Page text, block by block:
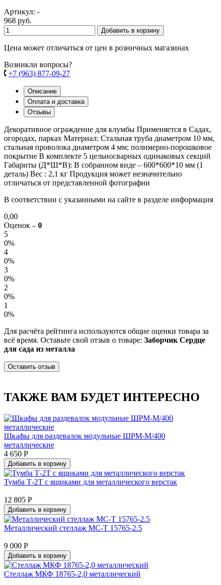
Артикул: -
968 руб.
Добавить в корзину
Цена может отличаться от цен в розничных магазинах
Возникли вопросы?
+7 (963) 877-09-27
Описание
Оплата и доставка
Отзывы
Декоративное ограждение для клумбы Применяется в Садах,
огородах, парках Материал: Стальная труба диаметром 10 мм,
стальная проволока диаметром 4 мм; полимерно-порошковое
покрытие В комплекте 5 цельносварных одинаковых секций
Габариты (Д*Ш*В): В собранном виде – 600*600*10 мм (1
деталь) Вес : 2,1 кг Продукция может незначительно
отличаться от представленной фотографии
В соответствии с указанными на сайте в разделе информация
0,00
Оценок – 0
5
0%
4
0%
3
0%
2
0%
1
0%
Для расчёта рейтинга используются общие оценки товара за
всё время. Оставьте свой отзыв о товаре: Заборчик Сердце
для сада из металла
Оставить отзыв
ТАКЖЕ ВАМ БУДЕТ ИНТЕРЕСНО
Шкафы для раздевалок модульные ШРМ-М/400
металлические
4 650 Р
Добавить в корзину
Тумба Т-2Т с ящиками для металлического верстак
12 805 Р
Добавить в корзину
Металлический стеллаж МС-Т 15765-2.5
9 000 Р
Добавить в корзину
Стеллаж МКФ 18765-2,0 металлический